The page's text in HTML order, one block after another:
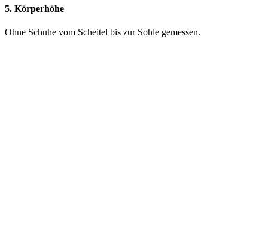
5. Körperhöhe
Ohne Schuhe vom Scheitel bis zur Sohle gemessen.